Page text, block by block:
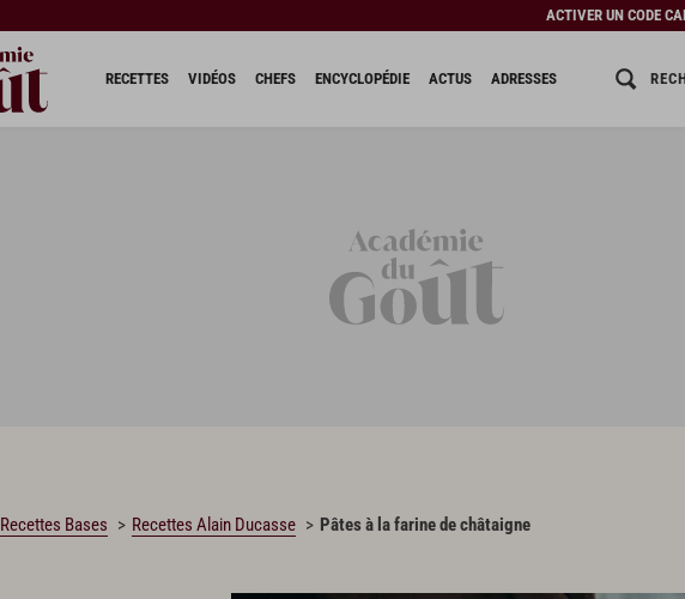
ACTIVER UN CODE
RECETTES VIDÉOS CHEFS ENCYCLOPÉDIE ACTUS ADRESSES
Recettes Bases Recettes Alain Ducasse Pâtes à la farine de châtaigne